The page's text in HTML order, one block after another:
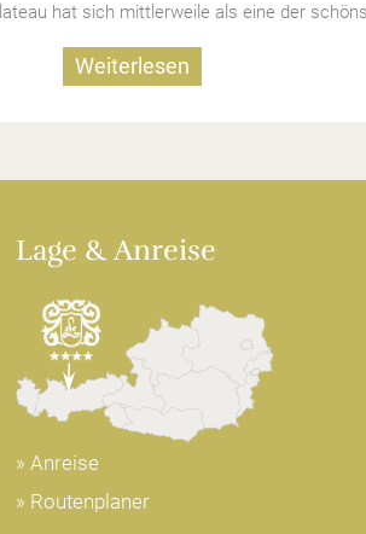
hat sich mittlerweile als eine der
Weiterlesen
Lage & Anreise
» Anreise
» Routenplaner